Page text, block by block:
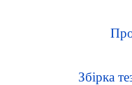
Збірка